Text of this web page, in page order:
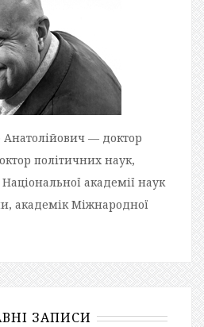
— доктор
політичних наук,
академії наук
академік Міжнародної
ЗАПИСИ